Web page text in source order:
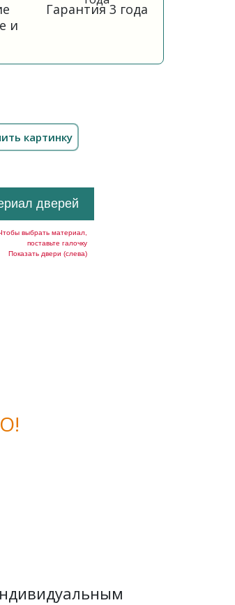
и
Гарантия 3 года
дверей
выбрать материал,
поставьте галочку
Показать двери (слева)